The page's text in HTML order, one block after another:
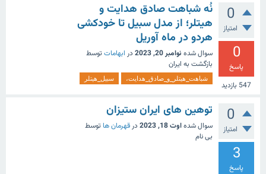
0
امتیاز
0
پاسخ
547 بازدید
نُه شباهت صادق هدایت و
هیتلر؛ از مدل سبیل تا خودکشی
هردو در ماه آوریل
سوال شده نوامبر 20, 2023 در ابهامات توسط
بازگشت به ایران
شباهت_هیتلر_و_صادق_هدایت، سبیل_هیتلر
0
امتیاز
3
پاسخ
توهین های ایران ستیزان
سوال شدهاوت 18, 2023 در قهرمان ها توسط
بی نام